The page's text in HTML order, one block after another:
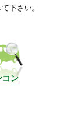
下さい。
コン